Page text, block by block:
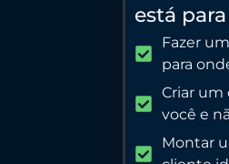
está
Fazer
para
Criar um
você e
Montar